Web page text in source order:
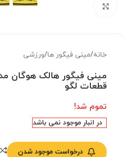
خانه/مینی فیگور ها/ورزشی
قطعات لگو
تموم شد!
در انبار موجود نمی باشد
درخواست موجود شدن